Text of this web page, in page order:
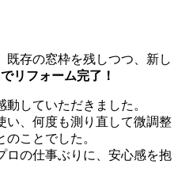
既存の窓枠を残しつつ、新し
リフォーム完了！
していただきました。
い、何度も測り直して微調整
ことでした。
ロの仕事ぶりに、安心感を抱